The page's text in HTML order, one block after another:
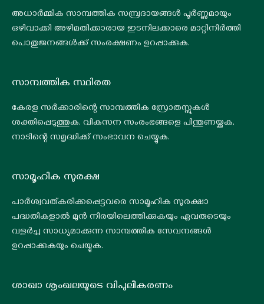
അധാർമ്മിക സാമ്പത്തിക സമ്പ്രദായങ്ങൾ പൂർണ്ണമായും
ഒഴിവാക്കി അഴിമതിക്കാരായ ഇടനിലക്കാരെ മാറ്റിനിർത്തി
പൊതുജനങ്ങൾക്ക് സംരക്ഷണം ഉറപ്പാക്കുക.
സാമ്പത്തിക സ്ഥിരത
കേരള സർക്കാരിന്റെ സാമ്പത്തിക സ്രോതസ്സുകൾ
ശക്തിപ്പെടുത്തുക, വികസന സംരംഭങ്ങളെ പിന്തുണയ്ക്കുക,
നാടിന്റെ സമൃദ്ധിക്ക് സംഭാവന ചെയ്യുക.
സാമൂഹിക സുരക്ഷ
പാർശ്വവത്കരിക്കപ്പെട്ടവരെ സാമൂഹിക സുരക്ഷാ
പദ്ധതികളാൽ മുൻ നിരയിലെത്തിക്കുകയും ഏവരുടെയും
വളർച്ച സാധ്യമാക്കുന്ന സാമ്പത്തിക സേവനങ്ങൾ
ഉറപ്പാക്കുകയും ചെയ്യുക.
ശാഖാ ശൃംഖലയുടെ വിപുലീകരണം